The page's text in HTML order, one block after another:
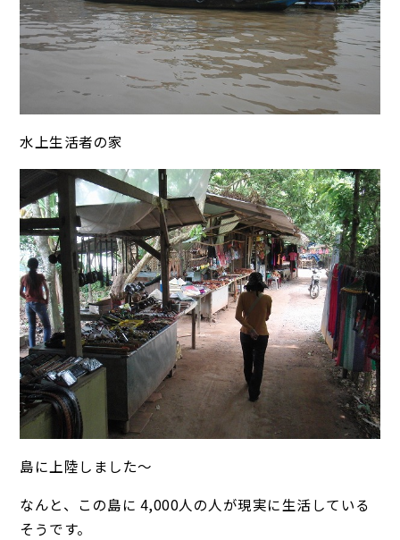
水上生活者の家
島に上陸しました～
なんと、この島に 4,000人の人が現実に生活している
そうです。